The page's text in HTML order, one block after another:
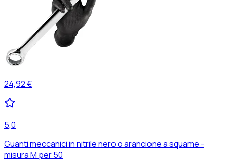
24,92 €
5,0
Guanti meccanici in nitrile nero o arancione a squame -
misura M per 50